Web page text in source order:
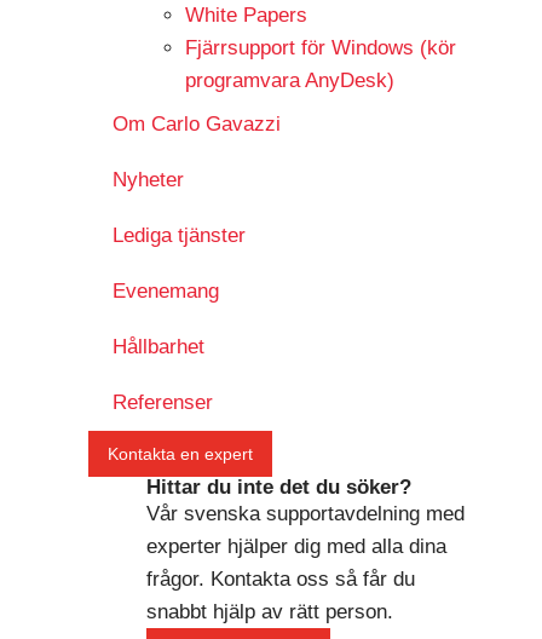
White Papers
Fjärrsupport för Windows (kör
programvara AnyDesk)
Om Carlo Gavazzi
Nyheter
Lediga tjänster
Evenemang
Hållbarhet
Referenser
Kontakta en expert
Hittar du inte det du söker?
Vår svenska supportavdelning med
experter hjälper dig med alla dina
frågor. Kontakta oss så får du
snabbt hjälp av rätt person.